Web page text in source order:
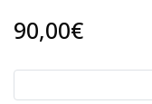
90,00€